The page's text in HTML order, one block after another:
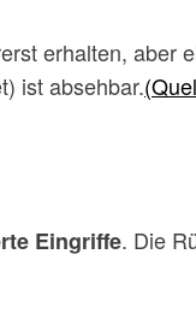
erhalten, aber
ist absehbar.
Eingriffe. Die